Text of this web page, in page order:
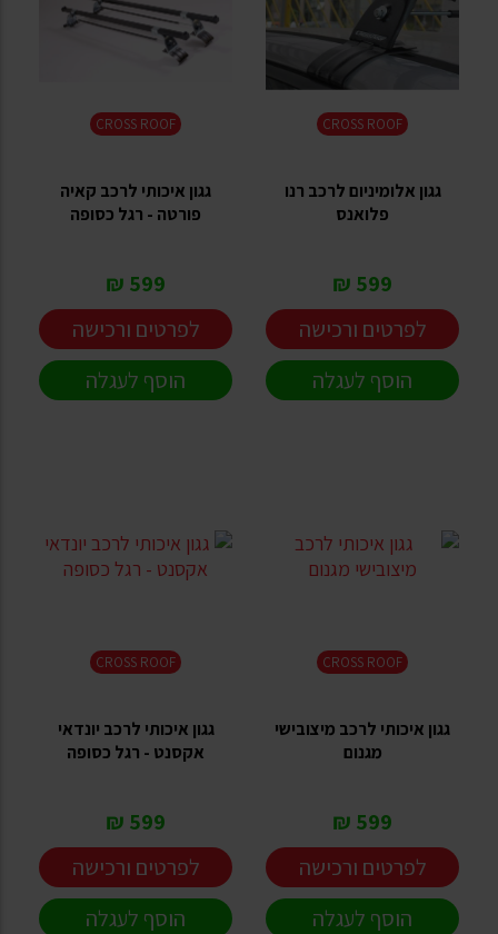
CROSS ROOF
גגון אלומיניום לרכב רנו
פלואנס
599 ₪
לפרטים ורכישה
הוסף לעגלה
CROSS ROOF
גגון איכותי לרכב קאיה
פורטה - רגל כסופה
599 ₪
לפרטים ורכישה
הוסף לעגלה
CROSS ROOF
גגון איכותי לרכב מיצובישי
מגנום
599 ₪
לפרטים ורכישה
הוסף לעגלה
CROSS ROOF
גגון איכותי לרכב יונדאי
אקסנט - רגל כסופה
599 ₪
לפרטים ורכישה
הוסף לעגלה